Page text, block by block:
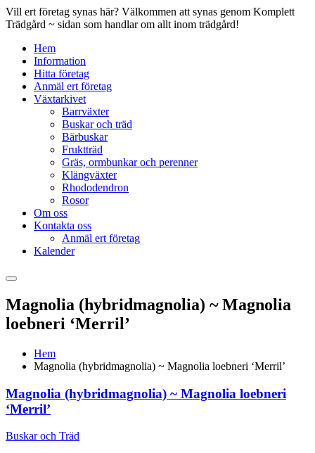
Vill ert företag synas här? Välkommen att synas genom Komplett
Trädgård ~ sidan som handlar om allt inom trädgård!
Hem
Information
Hitta företag
Anmäl ert företag
Växtarkivet
Barrväxter
Buskar och träd
Bärbuskar
Fruktträd
Gräs, ormbunkar och perenner
Klängväxter
Rhododendron
Rosor
Om oss
Kontakta oss
Anmäl ert företag
Kalender
Magnolia (hybridmagnolia) ~ Magnolia
loebneri ‘Merril’
Hem
Magnolia (hybridmagnolia) ~ Magnolia loebneri ‘Merril’
Magnolia (hybridmagnolia) ~ Magnolia loebneri
‘Merril’
Buskar och Träd